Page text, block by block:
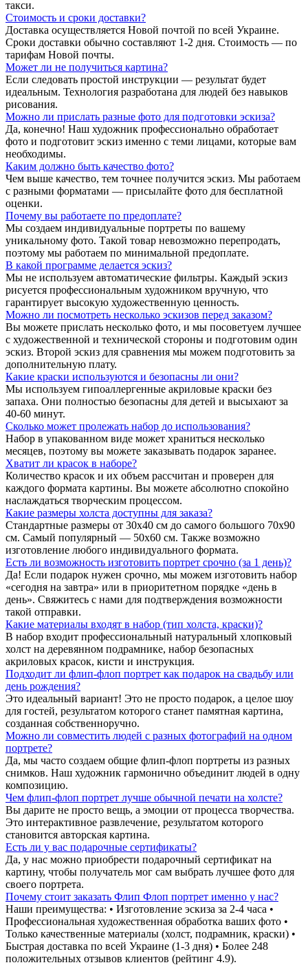
такси.
Стоимость и сроки доставки?
Доставка осуществляется Новой почтой по всей Украине.
Сроки доставки обычно составляют 1-2 дня. Стоимость — по
тарифам Новой почты.
Может ли не получиться картина?
Если следовать простой инструкции — результат будет
идеальным. Технология разработана для людей без навыков
рисования.
Можно ли прислать разные фото для подготовки эскиза?
Да, конечно! Наш художник профессионально обработает
фото и подготовит эскиз именно с теми лицами, которые вам
необходимы.
Каким должно быть качество фото?
Чем выше качество, тем точнее получится эскиз. Мы работаем
с разными форматами — присылайте фото для бесплатной
оценки.
Почему вы работаете по предоплате?
Мы создаем индивидуальные портреты по вашему
уникальному фото. Такой товар невозможно перепродать,
поэтому мы работаем по минимальной предоплате.
В какой программе делается эскиз?
Мы не используем автоматические фильтры. Каждый эскиз
рисуется профессиональным художником вручную, что
гарантирует высокую художественную ценность.
Можно ли посмотреть несколько эскизов перед заказом?
Вы можете прислать несколько фото, и мы посоветуем лучшее
с художественной и технической стороны и подготовим один
эскиз. Второй эскиз для сравнения мы можем подготовить за
дополнительную плату.
Какие краски используются и безопасны ли они?
Мы используем гипоаллергенные акриловые краски без
запаха. Они полностью безопасны для детей и высыхают за
40-60 минут.
Сколько может пролежать набор до использования?
Набор в упакованном виде может храниться несколько
месяцев, поэтому вы можете заказывать подарок заранее.
Хватит ли красок в наборе?
Количество красок и их объем рассчитан и проверен для
каждого формата картины. Вы можете абсолютно спокойно
наслаждаться творческим процессом.
Какие размеры холста доступны для заказа?
Стандартные размеры от 30х40 см до самого большого 70х90
см. Самый популярный — 50х60 см. Также возможно
изготовление любого индивидуального формата.
Есть ли возможность изготовить портрет срочно (за 1 день)?
Да! Если подарок нужен срочно, мы можем изготовить набор
«сегодня на завтра» или в приоритетном порядке «день в
день». Свяжитесь с нами для подтверждения возможности
такой отправки.
Какие материалы входят в набор (тип холста, краски)?
В набор входит профессиональный натуральный хлопковый
холст на деревянном подрамнике, набор безопасных
акриловых красок, кисти и инструкция.
Подходит ли флип-флоп портрет как подарок на свадьбу или
день рождения?
Это идеальный вариант! Это не просто подарок, а целое шоу
для гостей, результатом которого станет памятная картина,
созданная собственноручно.
Можно ли совместить людей с разных фотографий на одном
портрете?
Да, мы часто создаем общие флип-флоп портреты из разных
снимков. Наш художник гармонично объединит людей в одну
композицию.
Чем флип-флоп портрет лучше обычной печати на холсте?
Вы дарите не просто вещь, а эмоции от процесса творчества.
Это интерактивное развлечение, результатом которого
становится авторская картина.
Есть ли у вас подарочные сертификаты?
Да, у нас можно приобрести подарочный сертификат на
картину, чтобы получатель мог сам выбрать лучшее фото для
своего портрета.
Почему стоит заказать Флип Флоп портрет именно у нас?
Наши преимущества: • Изготовление эскиза за 2-4 часа •
Профессиональная художественная обработка ваших фото •
Только качественные материалы (холст, подрамник, краски) •
Быстрая доставка по всей Украине (1-3 дня) • Более 248
положительных отзывов клиентов (рейтинг 4.9).